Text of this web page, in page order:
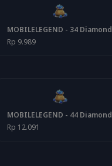
MOBILELEGEND - 34 Diamond
Rp 9.989
MOBILELEGEND - 44 Diamond
Rp 12.091